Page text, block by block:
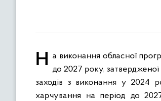
На виконання обласної програми реалізації Стратегії реформування системи шкільного харчування на період до 2027 року,
заходів з виконання у 2024
харчування на період до